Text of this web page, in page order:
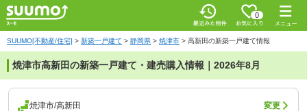
0
SUUMO[不動産/住宅] > 新築一戸建て > 静岡県 > 焼津市 > 高新田の新築一戸建て情報
焼津市高新田の新築一戸建て・建売購入情報｜2026年8月
焼津市/高新田 変更